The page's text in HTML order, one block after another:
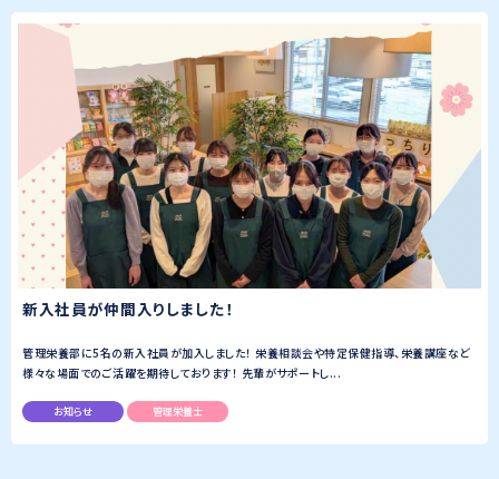
新入社員が仲間入りしました！
管理栄養部に5名の新入社員が加入しました！ 栄養相談会や特定保健指導、栄養講座など
様々な場面でのご活躍を期待しております！ 先輩がサポートし...
お知らせ 管理栄養士